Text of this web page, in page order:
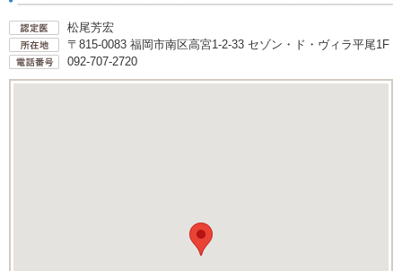
松尾芳宏
〒815-0083 福岡市南区高宮1-2-33 セゾン・ド・ヴィラ平尾1F
092-707-2720